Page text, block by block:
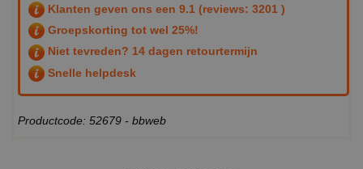
Klanten geven ons een 9.1 (reviews: 3201 )
Groepskorting tot wel 25%!
Niet tevreden? 14 dagen retourtermijn
Snelle helpdesk
Productcode: 52679 - bbweb